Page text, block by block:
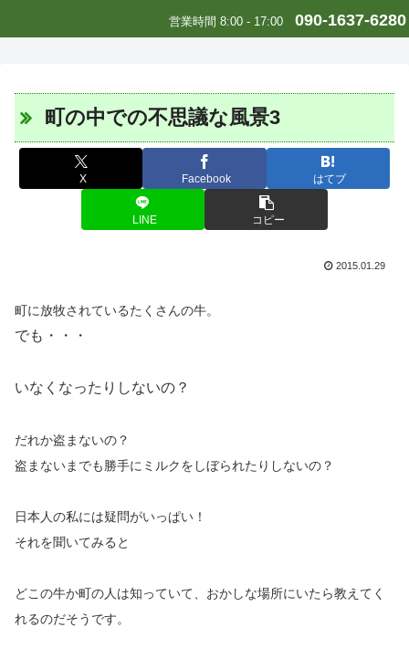
営業時間 8:00 - 17:00 090-1637-6280
町の中での不思議な風景3
X Facebook はてブ
LINE コピー
2015.01.29
町に放牧されているたくさんの牛。
でも・・・
いなくなったりしないの？
だれか盗まないの？
盗まないまでも勝手にミルクをしぼられたりしないの？
日本人の私には疑問がいっぱい！
それを聞いてみると
どこの牛か町の人は知っていて、おかしな場所にいたら教えてく
れるのだそうです。